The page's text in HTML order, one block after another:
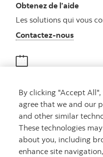
Obtenez de l’aide
Les solutions qui vous
Contactez-nousAutres
Rencontrez un conseiller
Prenez rendez-vous
By clicking "Accept
agree that we and our
and other similar
These technologies
about you, including
enhance site